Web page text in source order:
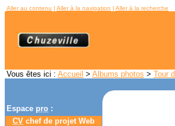
Aller au contenu | Aller à la navigation | Aller à la recherche
Vous êtes ici : Accueil > Albums photos > Tour
Espace pro :
CV chef de projet Web